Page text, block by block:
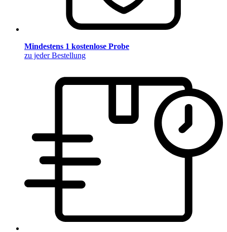
Mindestens 1 kostenlose Probe
zu jeder Bestellung